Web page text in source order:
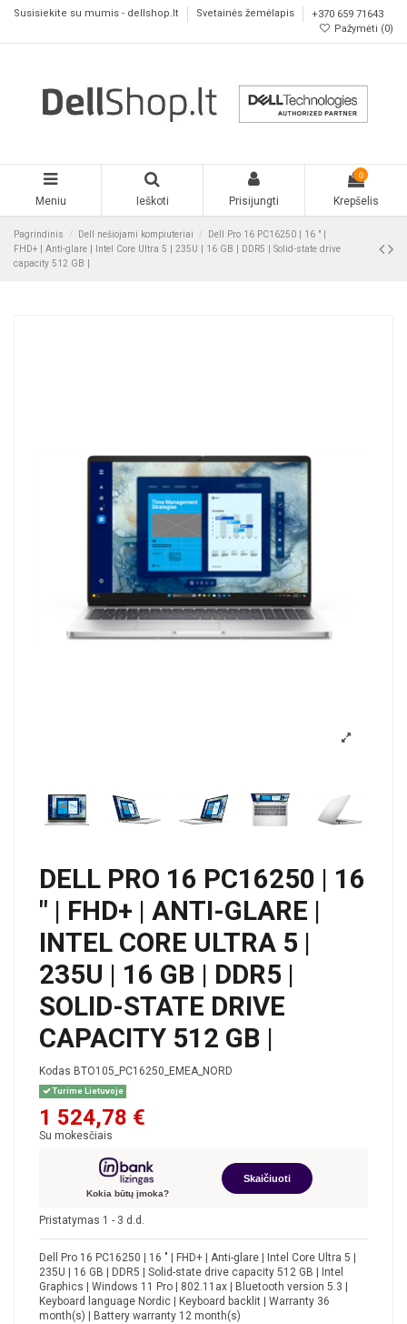
Susisiekite su mumis - dellshop.lt Svetainės žemėlapis
+370 659 71643
Pažymėti (0)
Meniu Ieškoti Prisijungti
0
Krepšelis
Pagrindinis Dell nešiojami kompiuteriai
Dell Pro 16 PC16250 | 16 " |
FHD+ | Anti-glare | Intel Core Ultra 5 | 235U | 16 GB | DDR5 | Solid-state drive
capacity 512 GB |
DELL PRO 16 PC16250 | 16
" | FHD+ | ANTI-GLARE |
INTEL CORE ULTRA 5 |
235U | 16 GB | DDR5 |
SOLID-STATE DRIVE
CAPACITY 512 GB |
Kodas BTO105_PC16250_EMEA_NORD
Turime Lietuvoje
1 524,78 €
Su mokesčiais
Kokia būtų įmoka?
Skaičiuoti
Pristatymas 1 - 3 d.d.
Dell Pro 16 PC16250 | 16 " | FHD+ | Anti-glare | Intel Core Ultra 5 |
235U | 16 GB | DDR5 | Solid-state drive capacity 512 GB | Intel
Graphics | Windows 11 Pro | 802.11ax | Bluetooth version 5.3 |
Keyboard language Nordic | Keyboard backlit | Warranty 36
month(s) | Battery warranty 12 month(s)